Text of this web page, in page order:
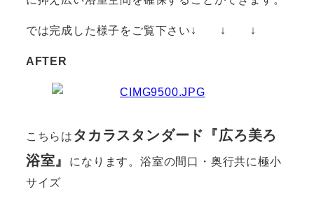
では完成した様子をご覧下さい↓ ↓ ↓
AFTER
こちらは タカラスタンダード『広ろ美ろ
浴室』
になります。浴室の間口・奥行共に極小
サイズ